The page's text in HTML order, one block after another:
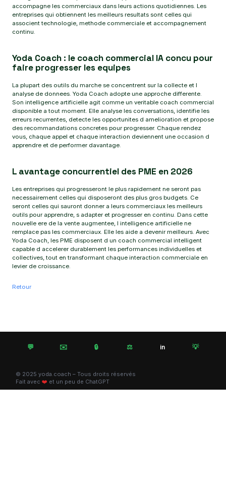
accompagne les commerciaux dans leurs actions quotidiennes. Les
entreprises qui obtiennent les meilleurs resultats sont celles qui
associent technologie, methode commerciale et accompagnement
continu.
Yoda Coach : le coach commercial IA concu pour
faire progresser les equipes
La plupart des outils du marche se concentrent sur la collecte et l
analyse de donnees. Yoda Coach adopte une approche differente.
Son intelligence artificielle agit comme un veritable coach commercial
disponible a tout moment. Elle analyse les conversations, identifie les
erreurs recurrentes, detecte les opportunites d amelioration et propose
des recommandations concretes pour progresser. Chaque rendez
vous, chaque appel et chaque interaction deviennent une occasion d
apprendre et de performer davantage.
L avantage concurrentiel des PME en 2026
Les entreprises qui progresseront le plus rapidement ne seront pas
necessairement celles qui disposeront des plus gros budgets. Ce
seront celles qui sauront donner a leurs commerciaux les meilleurs
outils pour apprendre, s adapter et progresser en continu. Dans cette
nouvelle ere de la vente augmentee, l intelligence artificielle ne
remplace pas les commerciaux. Elle les aide a devenir meilleurs. Avec
Yoda Coach, les PME disposent d un coach commercial intelligent
capable d accelerer durablement les performances individuelles et
collectives, tout en transformant chaque interaction commerciale en
levier de croissance.
Retour
💬 ✉️ 🔒 ⚖️ in 💡
© 2025 yoda.coach – Tous droits réservés
Fait avec ❤️ et un peu de ChatGPT